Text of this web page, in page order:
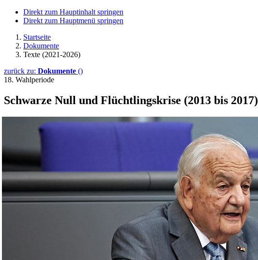
Direkt zum Hauptinhalt springen
Direkt zum Hauptmenü springen
Startseite
Dokumente
Texte (2021-2026)
zurück zu: Dokumente ()
18. Wahlperiode
Schwar­ze Null und Flücht­lingskrise (2013 bis 2017)